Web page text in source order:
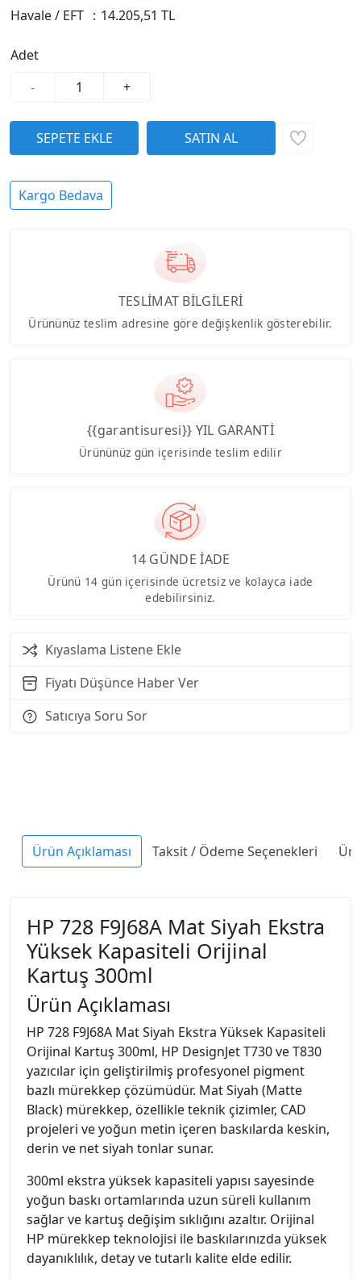
Havale / EFT : 14.205,51 TL
Adet
-
+
Kargo Bedava
TESLİMAT BİLGİLERİ
Ürününüz teslim adresine göre değişkenlik gösterebilir.
{{garantisuresi}} YIL GARANTİ
Ürününüz gün içerisinde teslim edilir
14 GÜNDE İADE
Ürünü 14 gün içerisinde ücretsiz ve kolayca iade
edebilirsiniz.
Kıyaslama Listene Ekle
Fiyatı Düşünce Haber Ver
Satıcıya Soru Sor
Ürün Açıklaması Taksit / Ödeme Seçenekleri
HP 728 F9J68A Mat Siyah Ekstra
Yüksek Kapasiteli Orijinal
Kartuş 300ml
Ürün Açıklaması
HP 728 F9J68A Mat Siyah Ekstra Yüksek Kapasiteli
Orijinal Kartuş 300ml, HP DesignJet T730 ve T830
yazıcılar için geliştirilmiş profesyonel pigment
bazlı mürekkep çözümüdür. Mat Siyah (Matte
Black) mürekkep, özellikle teknik çizimler, CAD
projeleri ve yoğun metin içeren baskılarda keskin,
derin ve net siyah tonlar sunar.
300ml ekstra yüksek kapasiteli yapısı sayesinde
yoğun baskı ortamlarında uzun süreli kullanım
sağlar ve kartuş değişim sıklığını azaltır. Orijinal
HP mürekkep teknolojisi ile baskılarınızda yüksek
dayanıklılık, detay ve tutarlı kalite elde edilir.